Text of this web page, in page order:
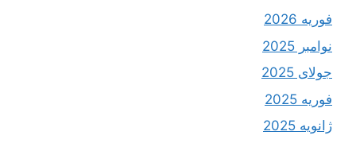
فوریه 2026
نوامبر 2025
جولای 2025
فوریه 2025
ژانویه 2025